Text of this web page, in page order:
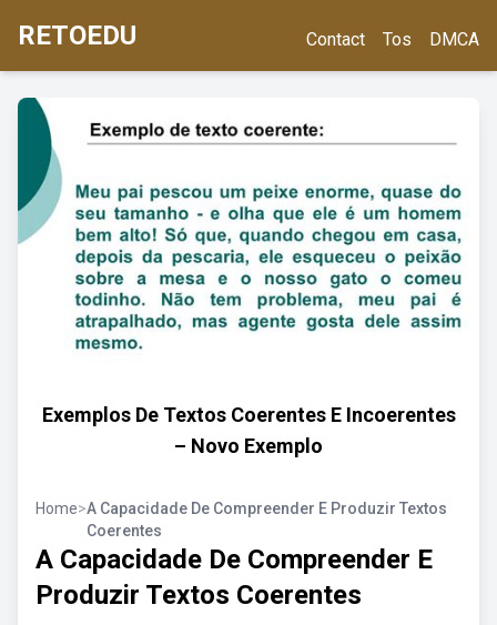
RETOEDU Contact Tos DMCA
Exemplos De Textos Coerentes E Incoerentes
– Novo Exemplo
Home>A Capacidade De Compreender E Produzir Textos
Coerentes
A Capacidade De Compreender E
Produzir Textos Coerentes